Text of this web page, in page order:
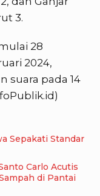
3.
28
2024,
suara pada 14
Sepakati Standar
Carlo Acutis
di Pantai